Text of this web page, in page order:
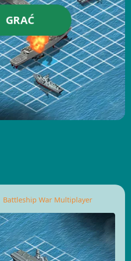
GRAĆ
Battleship War Multiplayer